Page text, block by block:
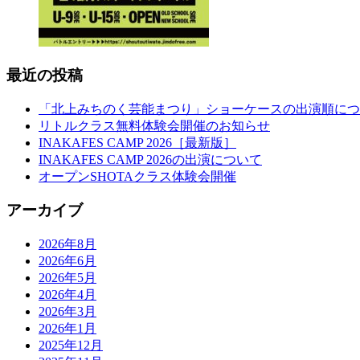
最近の投稿
「北上みちのく芸能まつり」ショーケースの出演順に
リトルクラス無料体験会開催のお知らせ
INAKAFES CAMP 2026［最新版］
INAKAFES CAMP 2026の出演について
オープンSHOTAクラス体験会開催
アーカイブ
2026年8月
2026年6月
2026年5月
2026年4月
2026年3月
2026年1月
2025年12月